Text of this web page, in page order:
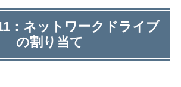
：ネットワークドライブ
の割り当て